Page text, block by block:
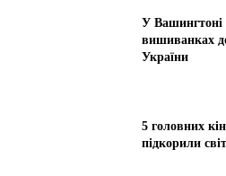
У Вашингтоні
вишиванках
України
5 головних
підкорили